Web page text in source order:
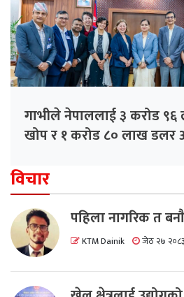
गाभीले नेपाललाई ३ करोड
खोप र १ करोड ८० लाख डलर
विचार
पहिला नागरिक त
KTM Dainik जेठ २७ २०८३